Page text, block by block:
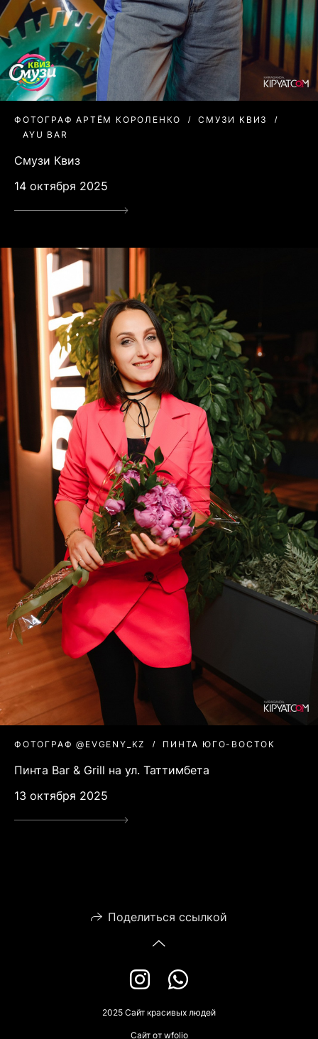
ФОТОГРАФ АРТЁМ КОРОЛЕНКО
СМУЗИ КВИЗ
AYU BAR
Смузи Квиз
14 октября 2025
ФОТОГРАФ @EVGENY_KZ ПИНТА ЮГО-ВОСТОК
Пинта Bar & Grill на ул. Таттимбета
13 октября 2025
Поделиться ссылкой
2025 Сайт красивых людей
Сайт от wfolio